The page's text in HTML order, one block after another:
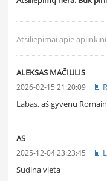
Atsiliepimai apie
ALEKSAS MAČIULIS
2026-02-15 21:20:09
Labas, aš gyvenu
AS
2025-12-04 23:23:45
Sudina vieta